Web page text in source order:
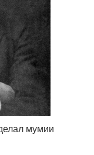
мумии